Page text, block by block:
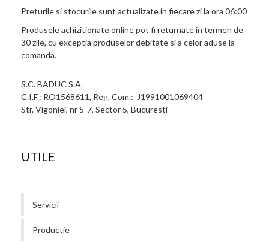
Preturile si stocurile sunt actualizate in fiecare zi la ora 06:00
Produsele achizitionate online pot fi returnate in termen de
30 zile, cu exceptia produselor debitate si a celor aduse la
comanda.
S.C. BADUC S.A.
C.I.F.: RO1568611, Reg. Com.: J1991001069404
Str. Vigoniei, nr 5-7, Sector 5, Bucuresti
UTILE
Servicii
Productie